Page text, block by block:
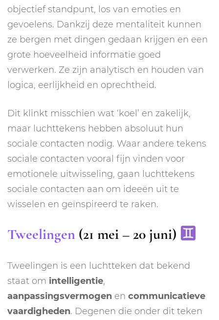
objectief standpunt, los van emoties en
gevoelens. Dankzij deze mentaliteit kunnen
ze bergen met dingen gedaan krijgen en een
grote hoeveelheid informatie goed
verwerken. Ze zijn analytisch en houden van
logica, eerlijkheid en oprechtheid.
Dit klinkt misschien wat ‘koel’ en zakelijk,
maar luchttekens hebben absoluut hun
sociale contacten nodig. Waar andere tekens
sociale contacten vooral fijn vinden voor
emotionele uitwisseling, gaan luchttekens
sociale contacten aan om ideeën uit te
wisselen en geïnspireerd te raken.
Tweelingen (21 mei – 20 juni)
Tweelingen is een luchtteken dat bekend
staat om intelligentie,
aanpassingsvermogen en communicatieve
vaardigheden. Degenen die onder dit teken